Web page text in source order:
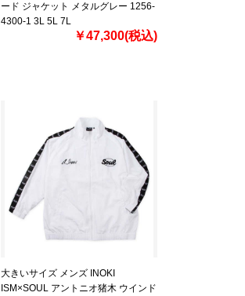
ード ジャケット メタルグレー 1256-
4300-1 3L 5L 7L
￥47,300(税込)
大きいサイズ メンズ INOKI
ISM×SOUL アントニオ猪木 ウインド